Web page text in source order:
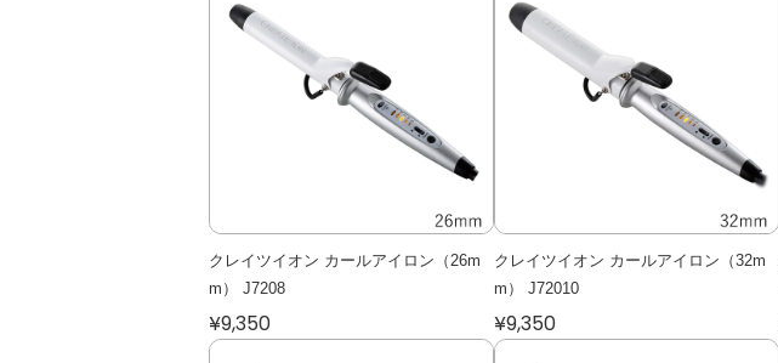
クレイツイオン カールアイロン（26m
m） J7208
¥9,350
クレイツイオン カールアイロン（32m
m） J72010
¥9,350